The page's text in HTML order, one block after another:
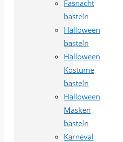
Fasnacht
basteln
Halloween
basteln
Halloween
Kostüme
basteln
Halloween
Masken
basteln
Karneval